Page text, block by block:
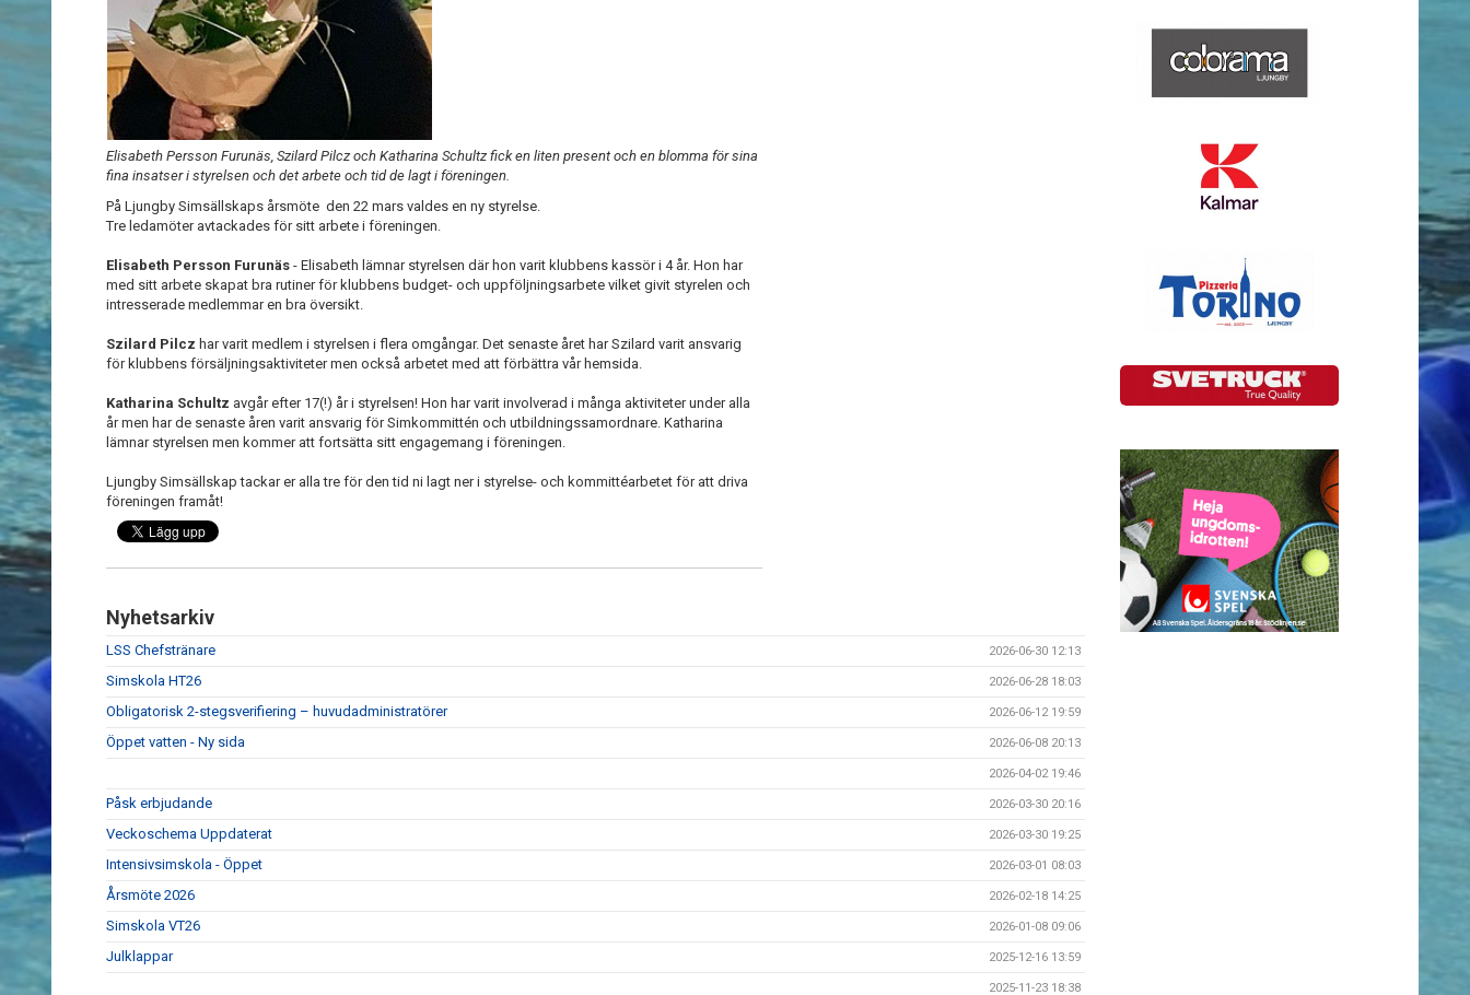
Elisabeth Persson Furunäs, Szilard Pilcz och Katharina Schultz fick en liten present och en blomma för sina
fina insatser i styrelsen och det arbete och tid de lagt i föreningen.
På Ljungby Simsällskaps årsmöte den 22 mars valdes en ny styrelse.
Tre ledamöter avtackades för sitt arbete i föreningen.
Elisabeth Persson Furunäs - Elisabeth lämnar styrelsen där hon varit klubbens kassör i 4 år. Hon har
med sitt arbete skapat bra rutiner för klubbens budget- och uppföljningsarbete vilket givit styrelen och
intresserade medlemmar en bra översikt.
Szilard Pilcz har varit medlem i styrelsen i flera omgångar. Det senaste året har Szilard varit ansvarig
för klubbens försäljningsaktiviteter men också arbetet med att förbättra vår hemsida.
Katharina Schultz avgår efter 17(!) år i styrelsen! Hon har varit involverad i många aktiviteter under alla
år men har de senaste åren varit ansvarig för Simkommittén och utbildningssamordnare. Katharina
lämnar styrelsen men kommer att fortsätta sitt engagemang i föreningen.
Ljungby Simsällskap tackar er alla tre för den tid ni lagt ner i styrelse- och kommittéarbetet för att driva
föreningen framåt!
Nyhetsarkiv
LSS Chefstränare 2026-06-30 12:13
Simskola HT26 2026-06-28 18:03
Obligatorisk 2-stegsverifiering – huvudadministratörer 2026-06-12 19:59
Öppet vatten - Ny sida 2026-06-08 20:13
2026-04-02 19:46
Påsk erbjudande 2026-03-30 20:16
Veckoschema Uppdaterat 2026-03-30 19:25
Intensivsimskola - Öppet 2026-03-01 08:03
Årsmöte 2026 2026-02-18 14:25
Simskola VT26 2026-01-08 09:06
Julklappar 2025-12-16 13:59
2025-11-23 18:38